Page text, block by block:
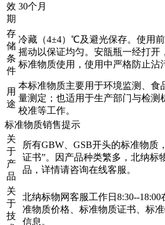
效
期
30个月
存
储
条
件
冷藏（4±4）℃及避光保存。使用
摇动以保证均匀。安瓿瓶一经打
标准物质使用，使用中严格防止沾
用
途
本标准物质主要用于环境监测、
量测定；也适用于生产部门与检
校准等工作。
标准物质销售提示
关
于
产
品
所有GBW、GSB开头的标准物质
证书”。因产品种类繁多，北纳标
品，详情请咨询在线客服。
关
于
技
北纳标物网客服工作日8:30--
准物质价格、标准物质证书、标
信息。